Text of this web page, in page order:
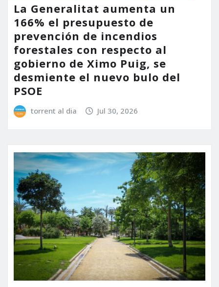
La Generalitat aumenta un
166% el presupuesto de
prevención de incendios
forestales con respecto al
gobierno de Ximo Puig, se
desmiente el nuevo bulo del
PSOE
torrent al dia Jul 30, 2026